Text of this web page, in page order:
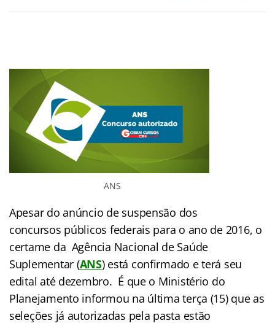
ANS
Apesar do anúncio de suspensão dos
concursos públicos federais para o ano de 2016, o
certame da Agência Nacional de Saúde
Suplementar (ANS) está confirmado e terá seu
edital até dezembro. É que o Ministério do
Planejamento informou na última terça (15) que as
seleções já autorizadas pela pasta estão